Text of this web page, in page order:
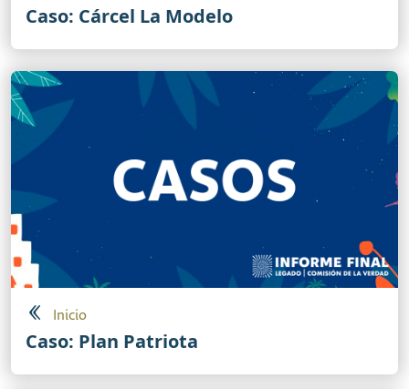
Caso: Cárcel La Modelo
Inicio
Caso: Plan Patriota